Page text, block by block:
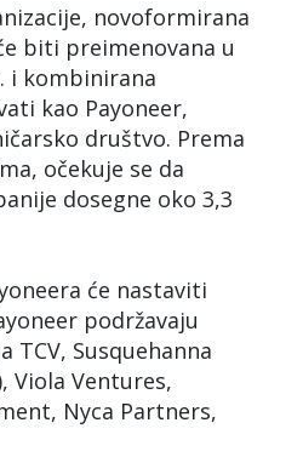
novoformirana
biti preimenovana u
i kombinirana
kao Payoneer,
društvo. Prema
očekuje se da
dosegne oko 3,3
će nastaviti
podržavaju
TCV, Susquehanna
Viola Ventures,
Nyca Partners,